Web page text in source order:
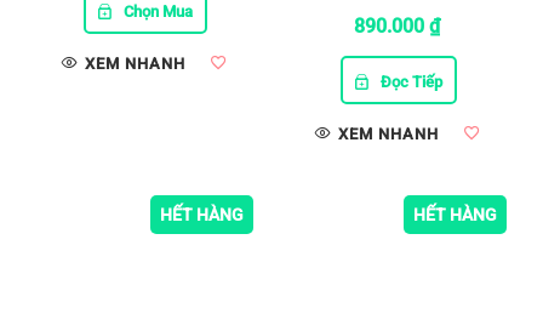
Chọn Mua
XEM NHANH
890.000 ₫
Đọc Tiếp
XEM NHANH
HẾT HÀNG HẾT HÀNG